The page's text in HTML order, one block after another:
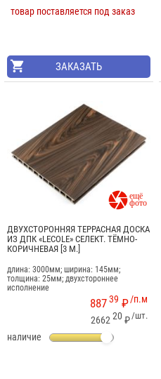
товар поставляется под заказ
ЗАКАЗАТЬ

ДВУХСТОРОННЯЯ ТЕРРАСНАЯ ДОСКА
ИЗ ДПК «LECOLE» СЕЛЕКТ. ТЁМНО-
КОРИЧНЕВАЯ [3 М.]
длина: 3000мм; ширина: 145мм;
толщина: 25мм; двухстороннее
исполнение
/п.м
88739 ₽
/шт.
2662 20 ₽
наличие